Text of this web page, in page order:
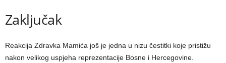
Zaključak
Reakcija Zdravka Mamića još je jedna u nizu čestitki koje pristižu
nakon velikog uspjeha reprezentacije Bosne i Hercegovine.